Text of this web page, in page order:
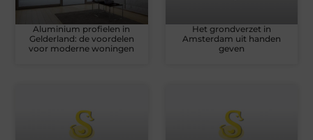
Aluminium profielen in
Gelderland: de voordelen
voor moderne woningen
Het grondverzet in
Amsterdam uit handen
geven